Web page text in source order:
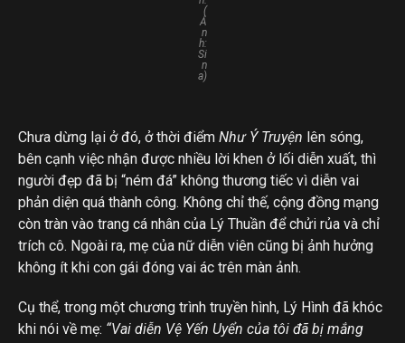
(
Ả
n
h:
Si
n
a)
Chưa dừng lại ở đó, ở thời điểm Như Ý Truyện lên sóng,
bên cạnh việc nhận được nhiều lời khen ở lối diễn xuất, thì
người đẹp đã bị “ném đá” không thương tiếc vì diễn vai
phản diện quá thành công. Không chỉ thế, cộng đồng mạng
còn tràn vào trang cá nhân của Lý Thuần để chửi rủa và chỉ
trích cô. Ngoài ra, mẹ của nữ diễn viên cũng bị ảnh hưởng
không ít khi con gái đóng vai ác trên màn ảnh.
Cụ thể, trong một chương trình truyền hình, Lý Hình đã khóc
khi nói về mẹ: “Vai diễn Vệ Yến Uyển của tôi đã bị mắng